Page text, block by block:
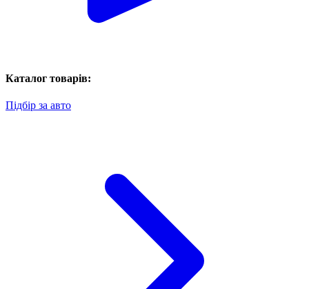
Каталог товарів:
Підбір за авто